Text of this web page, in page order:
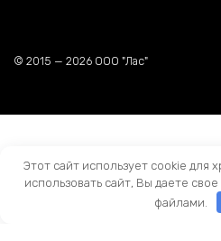
© 2015 — 2026 ООО "Лас"
Этот сайт использует cookie для
использовать сайт, Вы даете
файлами.